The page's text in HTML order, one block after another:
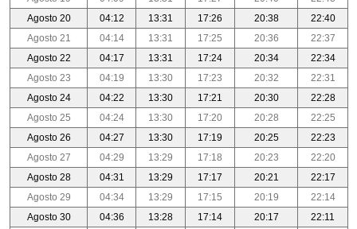
Agosto 20
04:12 13:31 17:26 20:38
22:40
Agosto 21
04:14 13:31 17:25 20:36
22:37
Agosto 22
04:17 13:31 17:24 20:34
22:34
Agosto 23
04:19 13:30 17:23 20:32
22:31
Agosto 24
04:22 13:30 17:21 20:30
22:28
Agosto 25
04:24 13:30 17:20 20:28
22:25
Agosto 26
04:27 13:30 17:19 20:25
22:23
Agosto 27
04:29 13:29 17:18 20:23
22:20
Agosto 28
04:31 13:29 17:17 20:21
22:17
Agosto 29
04:34 13:29 17:15 20:19
22:14
Agosto 30
04:36 13:28 17:14 20:17
22:11